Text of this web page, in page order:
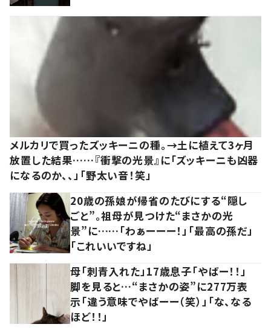
メルカリで買ったズッキーニの種。→土に植えて3ヶ月
放置した結果……『衝撃の光景』に「ズッキーニも凶器
になるのか、、」「野太い音！笑」
20歳の孫娘が帰省のたびにする“隠し
ごと”。祖母が見つけた“まさかの光
景”に……「わぁーーー！」「最高の孫だ」
「これいいですね」
母「刺青入れた」17歳息子「やばー！！」
脚を見ると…“まさかの姿”に277万表
示「違う意味でやばーー（笑）」「な、なる
ほど！！」